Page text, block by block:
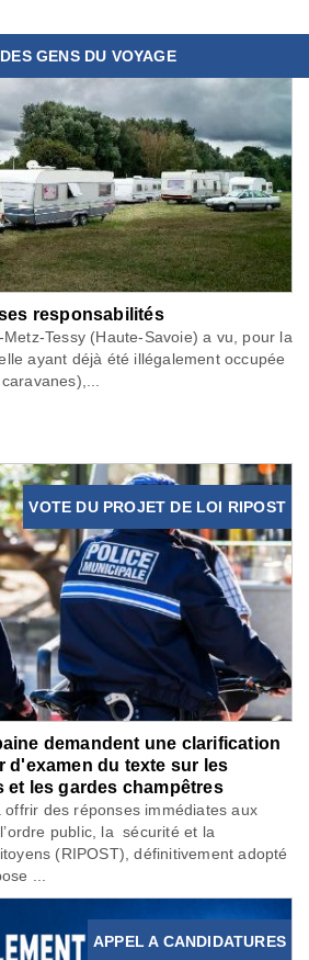
GENS DU VOYAGE
responsabilités
Metz-Tessy (Haute-Savoie) a vu, pour la
ayant déjà été illégalement occupée
VOTE DU PROJET DE LOI RIPOST
demandent une clarification
d'examen du texte sur les
et les gardes champêtres
des réponses immédiates aux
public, la sécurité et la
(RIPOST), définitivement adopté
...
APPEL A CANDIDATURES